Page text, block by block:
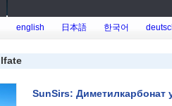
english 日本語 한국어
SunSirs: Диметилкарбонат